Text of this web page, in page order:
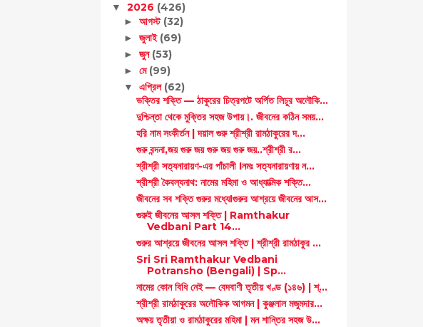
▼ 2026 (426)
► আগস্ট (32)
► জুলাই (69)
► জুন (53)
► মে (99)
▼ এপ্রিল (62)
ভক্তির শক্তি — ঠাকুরের চিত্রপটে অর্পিত লিচুর অলৌকি...
দুশ্চিন্তা থেকে মুক্তির সহজ উপায়।. জীবনের কঠিন সময়...
হরি নাম সংকীর্তন | দয়াল গুরু শ্রীশ্রী রামঠাকুরের দ...
গুরু বন্দনা,জয় গুরু জয় গুরু জয় গুরু জয়..শ্রীশ্রী র...
শ্রীশ্রী সত্যনারায়ণ-এর পাঁচালী Iনমঃ সত্যনারায়ণায় ন...
শ্রীশ্রী কৈবল্যনাথ: নামের মহিমা ও আধ্যাত্মিক শক্তি...
জীবনের সব শক্তি গুরুর মধ্যেIগুরুর আশ্রয়ে জীবনের আস...
গুরুই জীবনের আসল শক্তি | Ramthakur
Vedbani Part 14...
গুরুর আশ্রয়ে জীবনের আসল শক্তি | শ্রীশ্রী রামঠাকুর ...
Sri Sri Ramthakur Vedbani
Potransho (Bengali) | Sp...
নামের কোন বিধি নেই — বেদবাণী তৃতীয় খণ্ড (১৪৬) | শ্...
শ্রীশ্রী রামঠাকুরের অলৌকিক আগমন | কুঞ্জলাল মজুমদার...
অক্ষয় তৃতীয়া ও রামঠাকুরের মহিমা | মন শান্তির সহজ উ...